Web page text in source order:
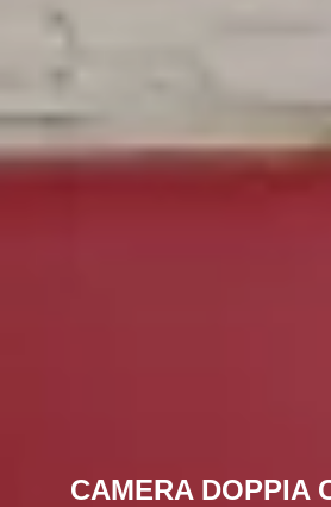
CAMERA DOPPIA